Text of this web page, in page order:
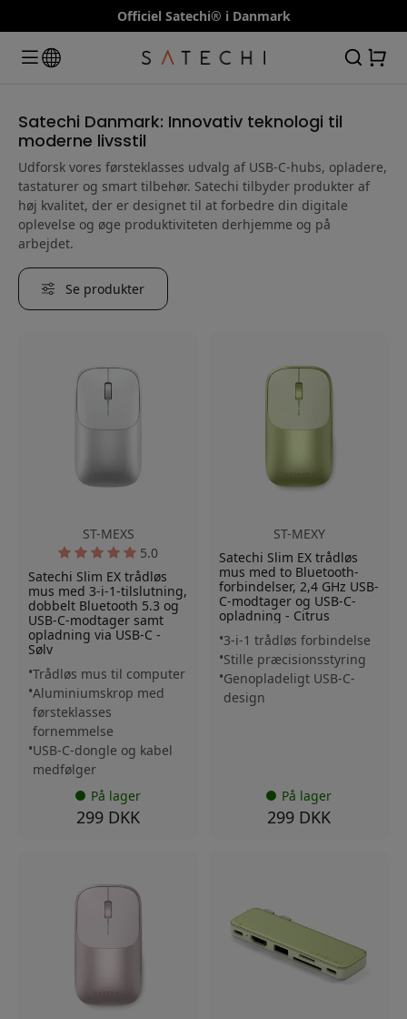
Officiel Satechi® i Danmark
Satechi Danmark: Innovativ teknologi til
moderne livsstil
Udforsk vores førsteklasses udvalg af USB-C-hubs, opladere,
tastaturer og smart tilbehør. Satechi tilbyder produkter af
høj kvalitet, der er designet til at forbedre din digitale
oplevelse og øge produktiviteten derhjemme og på
arbejdet.
Se produkter
ST-MEXS
5.0
Satechi Slim EX trådløs
mus med 3-i-1-tilslutning,
dobbelt Bluetooth 5.3 og
USB-C-modtager samt
opladning via USB-C -
Sølv
Trådløs mus til computer
Aluminiumskrop med
førsteklasses
fornemmelse
USB-C-dongle og kabel
medfølger
På lager
299 DKK
ST-MEXY
Satechi Slim EX trådløs
mus med to Bluetooth-
forbindelser, 2,4 GHz USB-
C-modtager og USB-C-
opladning - Citrus
3-i-1 trådløs forbindelse
Stille præcisionsstyring
Genopladeligt USB-C-
design
På lager
299 DKK